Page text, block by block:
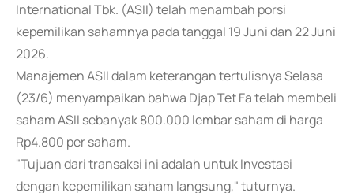
International Tbk. (ASII) telah menambah porsi
kepemilikan sahamnya pada tanggal 19 Juni dan 22 Juni
2026.
Manajemen ASII dalam keterangan tertulisnya Selasa
(23/6) menyampaikan bahwa Djap Tet Fa telah membeli
saham ASII sebanyak 800.000 lembar saham di harga
Rp4.800 per saham.
"Tujuan dari transaksi ini adalah untuk Investasi
dengan kepemilikan saham langsung," tuturnya.